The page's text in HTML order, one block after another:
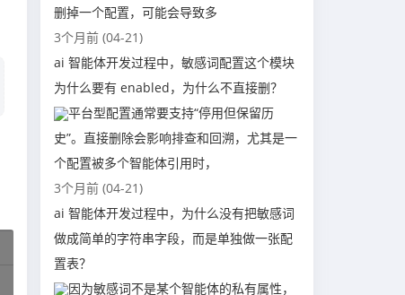
删掉一个配置，可能会导致多
3个月前 (04-21)
ai 智能体开发过程中，敏感词配置这个模块
为什么要有 enabled，为什么不直接删？
平台型配置通常要支持“停用但保留历
史”。直接删除会影响排查和回溯，尤其是一
个配置被多个智能体引用时，
3个月前 (04-21)
ai 智能体开发过程中，为什么没有把敏感词
做成简单的字符串字段，而是单独做一张配
置表？
因为敏感词不是某个智能体的私有属性，